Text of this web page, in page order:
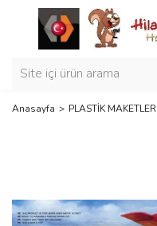
Anasayfa PLASTİK MAKETLER